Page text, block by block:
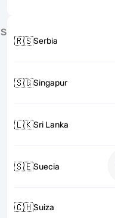
S
🇷🇸Serbia
🇸🇬Singapur
🇱🇰Sri Lanka
🇸🇪Suecia
🇨🇭Suiza